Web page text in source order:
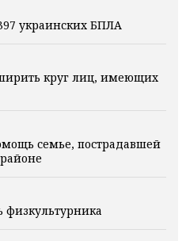
украинских БПЛА
круг лиц, имеющих
семье, пострадавшей